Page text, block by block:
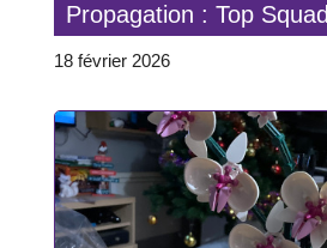
Propagation : Top Squad
18 février 2026